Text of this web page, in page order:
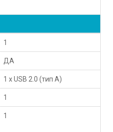
1
ДА
1 х USB 2.0 (тип A)
1
1